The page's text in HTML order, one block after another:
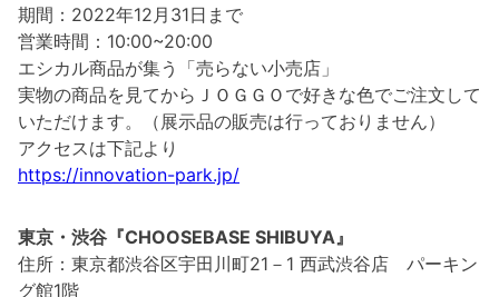
期間：2022年12月31日まで
営業時間：10:00~20:00
エシカル商品が集う「売らない小売店」
実物の商品を見てからＪＯＧＧＯで好きな色でご注文して
いただけます。（展示品の販売は行っておりません）
アクセスは下記より
https://innovation-park.jp/
東京・渋谷『CHOOSEBASE SHIBUYA』
住所：東京都渋谷区宇田川町21－1 西武渋谷店 パーキン
グ館1階